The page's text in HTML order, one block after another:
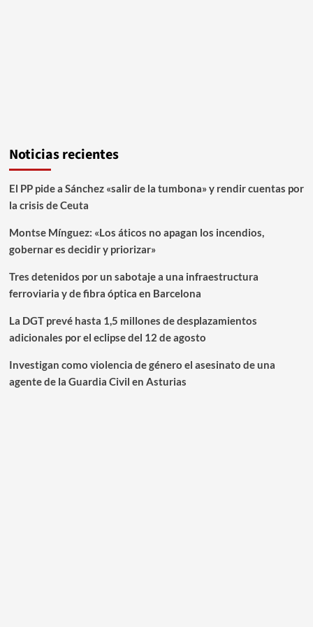
Noticias recientes
El PP pide a Sánchez «salir de la tumbona» y rendir cuentas por
la crisis de Ceuta
Montse Mínguez: «Los áticos no apagan los incendios,
gobernar es decidir y priorizar»
Tres detenidos por un sabotaje a una infraestructura
ferroviaria y de fibra óptica en Barcelona
La DGT prevé hasta 1,5 millones de desplazamientos
adicionales por el eclipse del 12 de agosto
Investigan como violencia de género el asesinato de una
agente de la Guardia Civil en Asturias